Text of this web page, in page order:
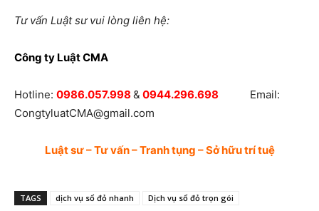
Tư vấn Luật sư vui lòng liên hệ:
Công ty Luật CMA
Hotline: 0986.057.998 & 0944.296.698 Email:
CongtyluatCMA@gmail.com
Luật sư – Tư vấn – Tranh tụng – Sở hữu trí tuệ
TAGS dịch vụ sổ đỏ nhanh
Dịch vụ sổ đỏ trọn gói